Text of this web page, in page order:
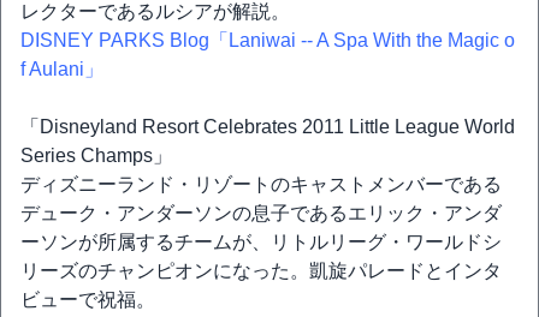
レクターであるルシアが解説。
DISNEY PARKS Blog「Laniwai -- A Spa With the Magic o
f Aulani」
「Disneyland Resort Celebrates 2011 Little League World
Series Champs」
ディズニーランド・リゾートのキャストメンバーである
デューク・アンダーソンの息子であるエリック・アンダ
ーソンが所属するチームが、リトルリーグ・ワールドシ
リーズのチャンピオンになった。凱旋パレードとインタ
ビューで祝福。